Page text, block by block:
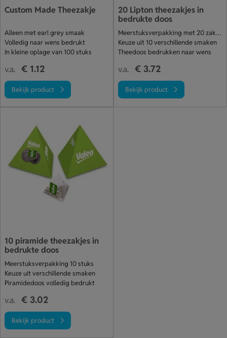
Custom Made Theezakje
Alleen met earl grey smaak
Volledig naar wens bedrukt
In kleine oplage van 100 stuks
v.a. € 1.12
Bekijk product
20 Lipton theezakjes in
bedrukte doos
Meerstuksverpakking met 20 zakjes
Keuze uit 10 verschillende smaken
Theedoos bedrukken naar wens
v.a. € 3.72
Bekijk product
10 piramide theezakjes in
bedrukte doos
Meerstuksverpakking 10 stuks
Keuze uit verschillende smaken
Piramidedoos volledig bedrukt
v.a. € 3.02
Bekijk product